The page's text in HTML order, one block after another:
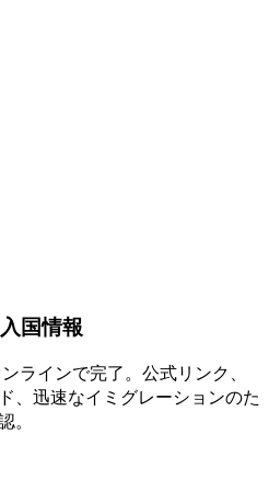
国情報
ラインで完了。公式リンク、
、迅速なイミグレーションのた
。